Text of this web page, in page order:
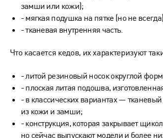
замши или кожи);
- мягкая подушка на пятке (но не
- тканевая внутренняя часть.
Что касается кедов, их характеризуют
- литой резиновый носок округлой
- плоская литая подошва,
- в классических вариантах —
из кожи и замши;
- конструкция, которая закрывает
но сейчас выпускают модели и более